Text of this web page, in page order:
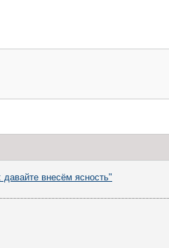
внесём ясность"